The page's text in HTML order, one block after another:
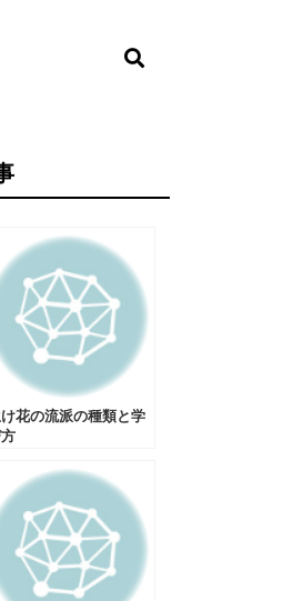
花の流派の種類と学